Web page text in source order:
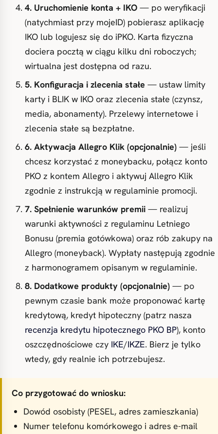
4. Uruchomienie konta + IKO — po weryfikacji
(natychmiast przy mojeID) pobierasz aplikację
IKO lub logujesz się do iPKO. Karta fizyczna
dociera pocztą w ciągu kilku dni roboczych;
wirtualna jest dostępna od razu.
5. Konfiguracja i zlecenia stałe — ustaw limity
karty i BLIK w IKO oraz zlecenia stałe (czynsz,
media, abonamenty). Przelewy internetowe i
zlecenia stałe są bezpłatne.
6. Aktywacja Allegro Klik (opcjonalnie) — jeśli
chcesz korzystać z moneybacku, połącz konto
PKO z kontem Allegro i aktywuj Allegro Klik
zgodnie z instrukcją w regulaminie promocji.
7. Spełnienie warunków premii — realizuj
warunki aktywności z regulaminu Letniego
Bonusu (premia gotówkowa) oraz rób zakupy na
Allegro (moneyback). Wypłaty następują zgodnie
z harmonogramem opisanym w regulaminie.
8. Dodatkowe produkty (opcjonalnie) — po
pewnym czasie bank może proponować kartę
kredytową, kredyt hipoteczny (patrz nasza
recenzja kredytu hipotecznego PKO BP), konto
oszczędnościowe czy IKE/IKZE. Bierz je tylko
wtedy, gdy realnie ich potrzebujesz.
Co przygotować do wniosku:
Dowód osobisty (PESEL, adres zamieszkania)
Numer telefonu komórkowego i adres e-mail